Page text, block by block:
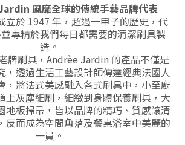
風靡全球的傳統手藝品牌代表
立於 1947 年，超過一甲子的歷史，代
專精於我們每日都需要的清潔刷具製
造。
牌刷具，Andrèe Jardin 的產品不僅是
，透過生活工藝設計師傳達經典法國人
，將法式美感融入各式刷具中，小至廚
上灰塵細刷，細緻到身體保養刷具，大
地板掃帚，皆以品牌的精巧、質感讓清
反而成為空間角落及餐桌浴室中美麗的
一員。